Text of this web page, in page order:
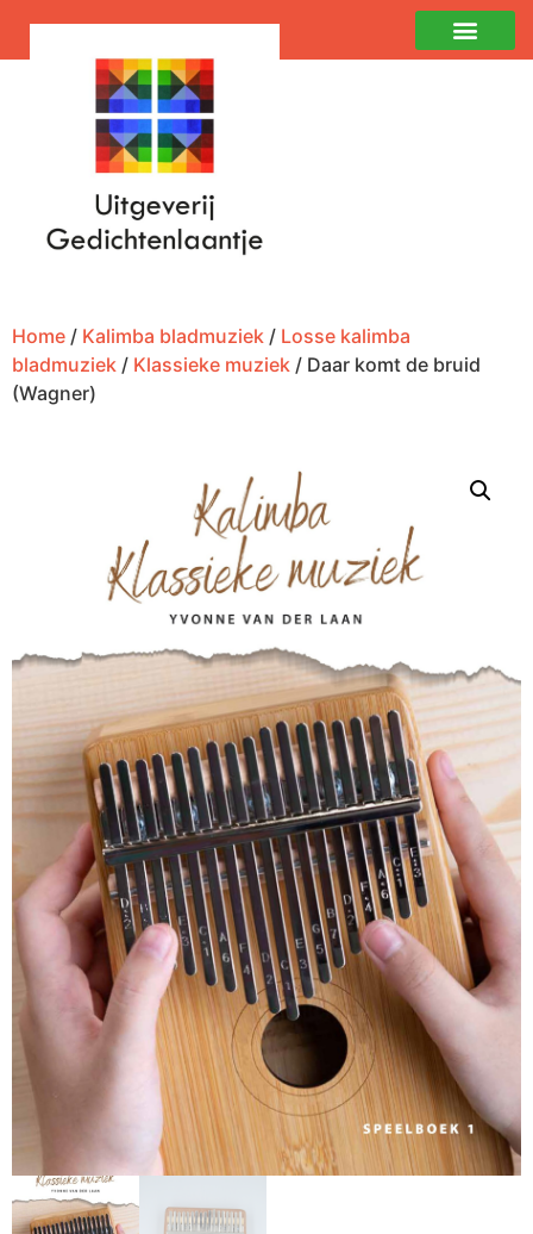
Home / Kalimba bladmuziek / Losse kalimba
bladmuziek / Klassieke muziek / Daar komt de bruid
(Wagner)